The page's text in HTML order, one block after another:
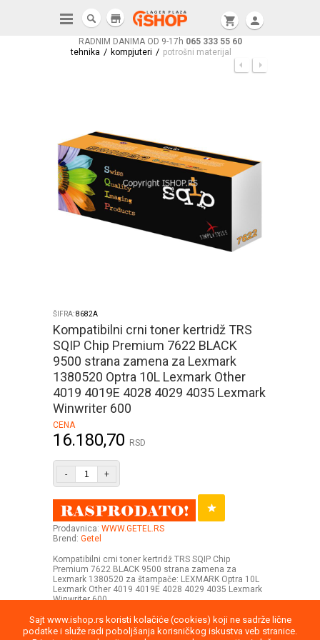
Sajt www.ishop.rs koristi kolačiće (cookies) koji ne sadrže lične
podatke i služe radi poboljšanja korisničkog iskustva veb stranice.
RADNIM DANIMA OD 9-17h 065 333 55 60
shopping_cart person
store
tehnika / kompjuteri / potrošni materijal
ŠIFRA:8682A
Kompatibilni crni toner kertridž TRS
SQIP Chip Premium 7622 BLACK
9500 strana zamena za Lexmark
1380520 Optra 10L Lexmark Other
4019 4019E 4028 4029 4035 Lexmark
Winwriter 600
CENA
16.180,70 RSD
- +
Prodavnica: WWW.GETEL.RS
Brend: Getel
Kompatibilni crni toner kertridž TRS SQIP Chip
Premium 7622 BLACK 9500 strana zamena za
Lexmark 1380520 za štampače: LEXMARK Optra 10L
Lexmark Other 4019 4019E 4028 4029 4035 Lexmark
Winwriter 600